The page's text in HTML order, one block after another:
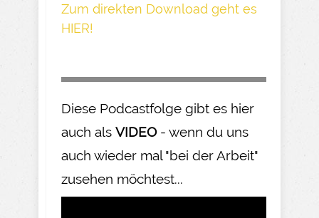
Z um direkte n Download geh t es
HIER!
Diese Podcastfolge gibt es hier
auch als VIDEO- wenn du uns
auch wieder mal "bei der Arbeit"
zusehen möchtest...